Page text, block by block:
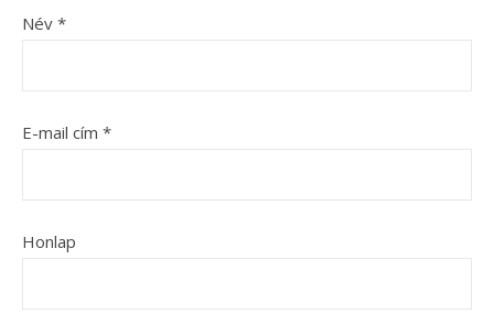
Név *
E-mail cím *
Honlap